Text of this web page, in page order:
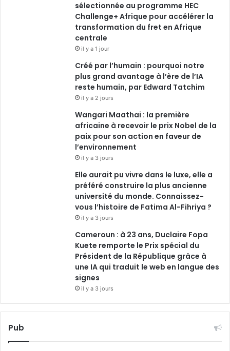
o
o
d
b
g
m
sélectionnée au programme HEC
Challenge+ Afrique pour accélérer la
transformation du fret en Afrique
centrale
il y a 1 jour
Créé par l’humain : pourquoi notre
plus grand avantage à l’ère de l’IA
reste humain, par Edward Tatchim
il y a 2 jours
Wangari Maathai : la première
africaine à recevoir le prix Nobel de la
paix pour son action en faveur de
l’environnement
il y a 3 jours
Elle aurait pu vivre dans le luxe, elle a
préféré construire la plus ancienne
université du monde. Connaissez-
vous l’histoire de Fatima Al-Fihriya ?
il y a 3 jours
Cameroun : à 23 ans, Duclaire Fopa
Kuete remporte le Prix spécial du
Président de la République grâce à
une IA qui traduit le web en langue des
signes
il y a 3 jours
Pub